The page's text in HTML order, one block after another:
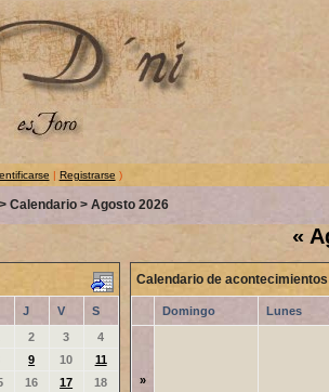
| Registrarse )
Calendario> Agosto 2026
«
J V
S
2 3
4
9 10
11
16 17
18
Calendario de acontecimientos
Domingo Lunes
»